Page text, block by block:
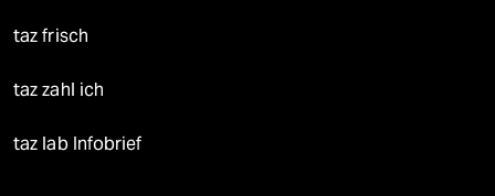
taz frisch
taz zahl ich
taz lab Infobrief